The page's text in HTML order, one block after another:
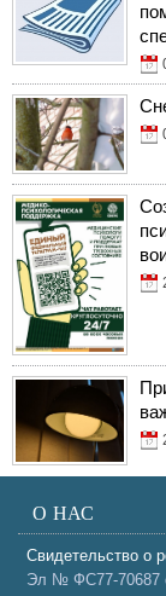
О НАС
Свидетельство о
Эл № ФС77-70687